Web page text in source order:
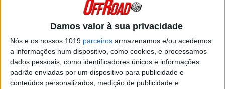
Damos valor à sua privacidade
Nós e os nossos 1019 parceiros armazenamos e/ou acedemos
a informações num dispositivo, como cookies, e processamos
dados pessoais, como identificadores únicos e informações
padrão enviadas por um dispositivo para publicidade e
conteúdos personalizados, medição de publicidade e
Autor de uma “dobradinha” no Ironman
(1.º/1.º) fez uma importante “jogada” no
campeonatoAMA Motocross 250.
O australiano “estudou”Justin Cooper
(4.º/4.º) nas voltas iniciais da primeira manga